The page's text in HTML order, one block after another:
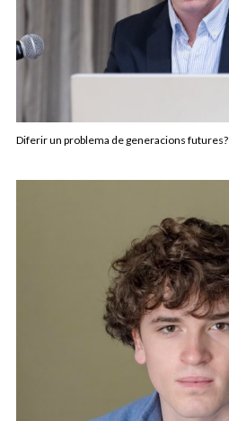
Diferir un problema de generacions futures?